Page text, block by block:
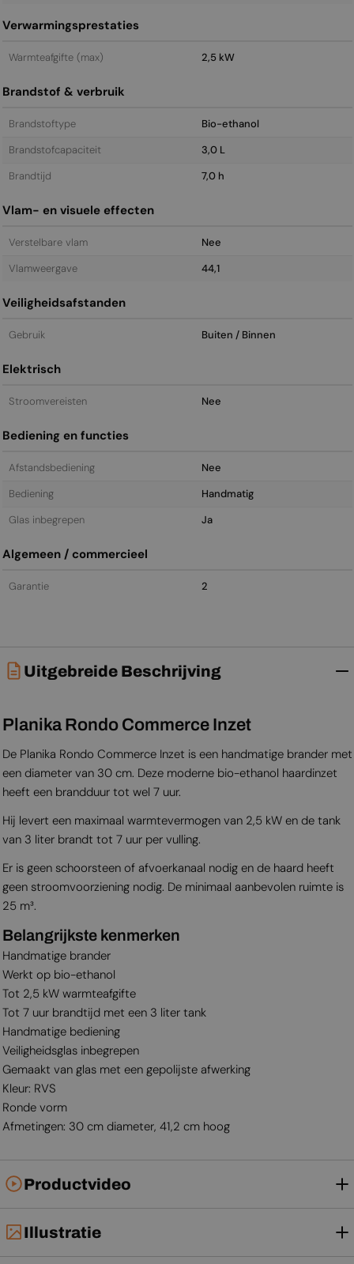
Verwarmingsprestaties
Warmteafgifte (max) 2,5 kW
Brandstof & verbruik
Brandstoftype
Bio-ethanol
Brandstofcapaciteit
3,0 L
Brandtijd
7,0 h
Vlam- en visuele effecten
Verstelbare vlam
Nee
Vlamweergave
44,1
Veiligheidsafstanden
Gebruik Buiten / Binnen
Elektrisch
Stroomvereisten Nee
Bediening en functies
Afstandsbediening
Nee
Bediening
Handmatig
Glas inbegrepen
Ja
Algemeen / commercieel
Garantie 2
Uitgebreide Beschrijving
Planika Rondo Commerce Inzet
De Planika Rondo Commerce Inzet is een handmatige brander met
een diameter van 30 cm. Deze moderne bio-ethanol haardinzet
heeft een brandduur tot wel 7 uur.
Hij levert een maximaal warmtevermogen van 2,5 kW en de tank
van 3 liter brandt tot 7 uur per vulling.
Er is geen schoorsteen of afvoerkanaal nodig en de haard heeft
geen stroomvoorziening nodig. De minimaal aanbevolen ruimte is
25 m³.
Belangrijkste kenmerken
Handmatige brander
Werkt op bio-ethanol
Tot 2,5 kW warmteafgifte
Tot 7 uur brandtijd met een 3 liter tank
Handmatige bediening
Veiligheidsglas inbegrepen
Gemaakt van glas met een gepolijste afwerking
Kleur: RVS
Ronde vorm
Afmetingen: 30 cm diameter, 41,2 cm hoog
Productvideo
Illustratie